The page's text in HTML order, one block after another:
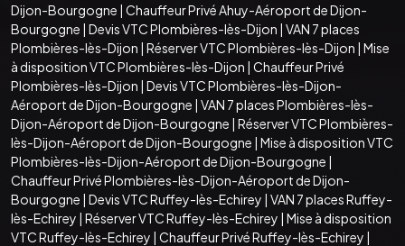
Dijon-Bourgogne | Chauffeur Privé Ahuy-Aéroport de Dijon-
Bourgogne | Devis VTC Plombières-lès-Dijon | VAN 7 places
Plombières-lès-Dijon | Réserver VTC Plombières-lès-Dijon | Mise
à disposition VTC Plombières-lès-Dijon | Chauffeur Privé
Plombières-lès-Dijon | Devis VTC Plombières-lès-Dijon-
Aéroport de Dijon-Bourgogne | VAN 7 places Plombières-lès-
Dijon-Aéroport de Dijon-Bourgogne | Réserver VTC Plombières-
lès-Dijon-Aéroport de Dijon-Bourgogne | Mise à disposition VTC
Plombières-lès-Dijon-Aéroport de Dijon-Bourgogne |
Chauffeur Privé Plombières-lès-Dijon-Aéroport de Dijon-
Bourgogne | Devis VTC Ruffey-lès-Echirey | VAN 7 places Ruffey-
lès-Echirey | Réserver VTC Ruffey-lès-Echirey | Mise à disposition
VTC Ruffey-lès-Echirey | Chauffeur Privé Ruffey-lès-Echirey |